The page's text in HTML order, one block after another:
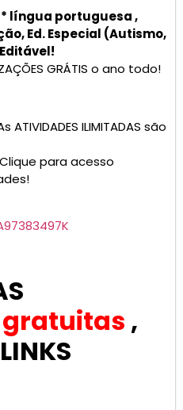
* língua portuguesa ,
Ed. Especial (Autismo,
GRÁTIS o ano todo!
ILIMITADAS são
para acesso
gratuitas ,